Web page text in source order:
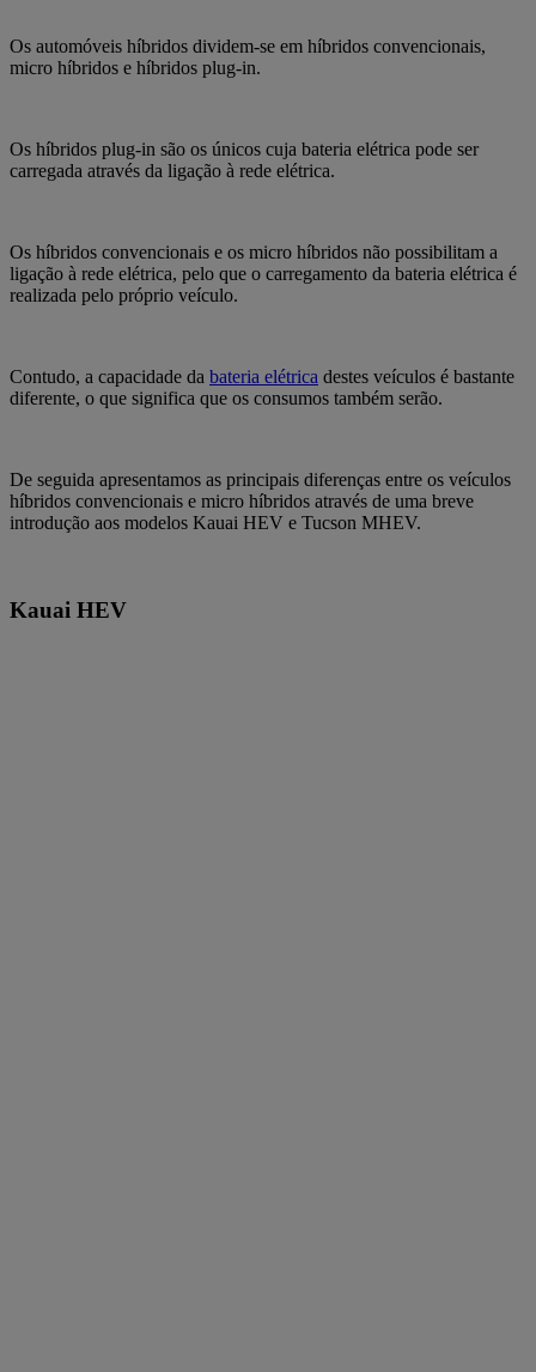
Os automóveis híbridos dividem-se em híbridos convencionais,
micro híbridos e híbridos plug-in.
Os híbridos plug-in são os únicos cuja bateria elétrica pode ser
carregada através da ligação à rede elétrica.
Os híbridos convencionais e os micro híbridos não possibilitam a
ligação à rede elétrica, pelo que o carregamento da bateria elétrica é
realizada pelo próprio veículo.
Contudo, a capacidade da bateria elétrica destes veículos é bastante
diferente, o que significa que os consumos também serão.
De seguida apresentamos as principais diferenças entre os veículos
híbridos convencionais e micro híbridos através de uma breve
introdução aos modelos Kauai HEV e Tucson MHEV.
Kauai HEV